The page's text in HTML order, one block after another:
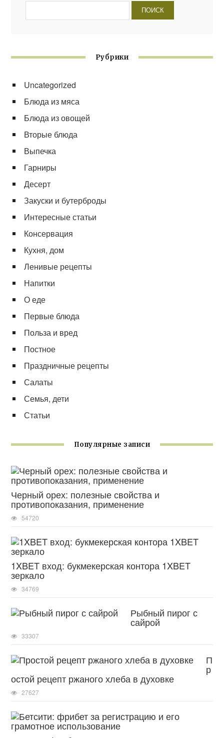
Рубрики
Uncategorized
Блюда из мяса
Блюда из овощей
Вторые блюда
Выпечка
Гарниры
Десерт
Закуски и бутерброды
Интересные статьи
Консервация
Кухня, дом
Ленивые рецепты
Напитки
О еде
Первые блюда
Польза и вред
Постное
Праздничные рецепты
Салаты
Семья, дети
Статьи
Популярные записи
Черный орех: полезные свойства и
противопоказания, применение
54720
1XBET вход: букмекерская контора 1XBET
зеркало
34769
Рыбный пирог с
сайрой
33307
П
р
остой рецепт ржаного хлеба в духовке
27627